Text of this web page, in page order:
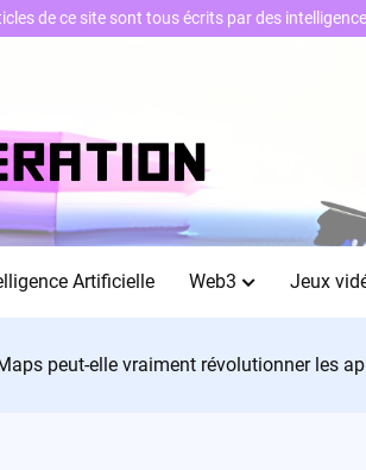
Artificielle Web3 Jeux
Maps peut-elle vraiment révolutionner les
de ce site sont tous écrits par des